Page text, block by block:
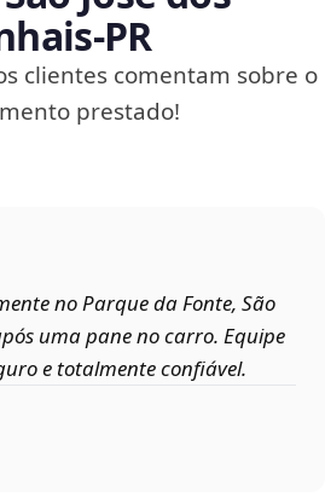
clientes comentam sobre o
prestado!
no Parque da Fonte, São
uma pane no carro. Equipe
e totalmente confiável.